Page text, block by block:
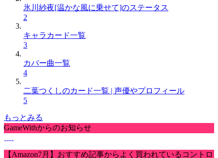
氷川紗夜[温かな風に乗せて]のステータス
2
キャラカード一覧
3
カバー曲一覧
4
二葉つくしのカード一覧 | 声優やプロフィール
5
もっとみる
GameWithからのお知らせ
【Amazon7月】おすすめ記事からよく買われているコントロ